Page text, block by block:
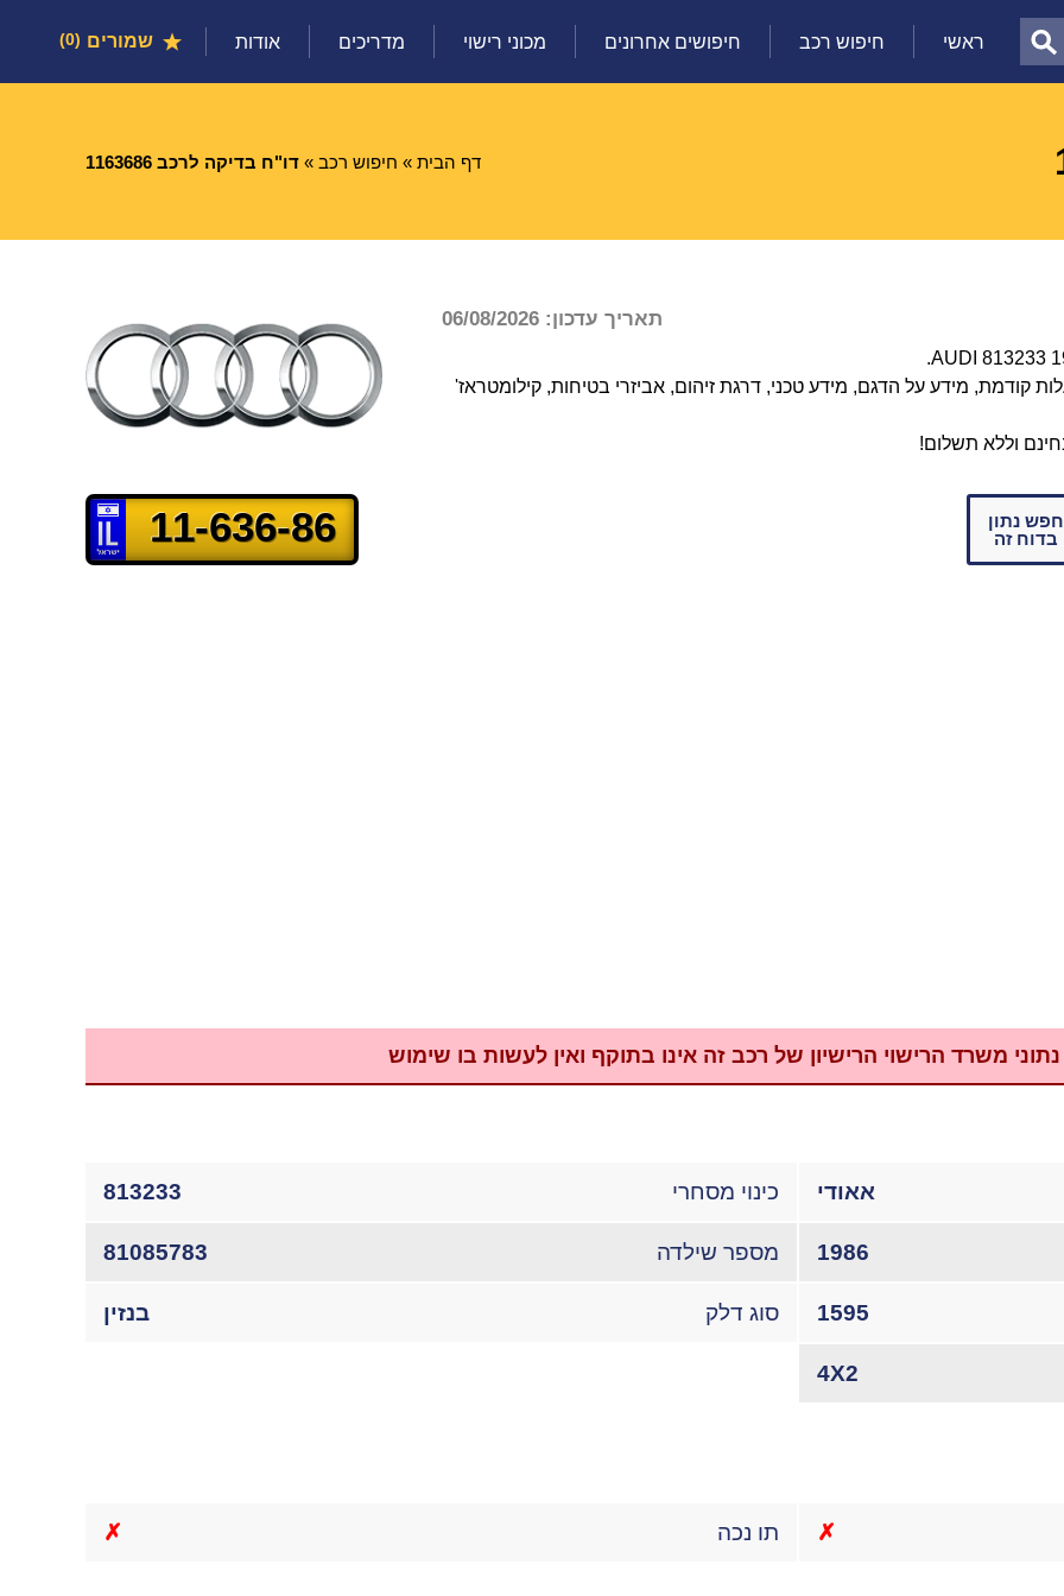
ראשי חיפוש רכב חיפושים אחרונים מכוני רישוי מדריכים אודות שמורים 0
דף הבית » חיפוש רכב » דו"ח בדיקה לרכב 1163686
תאריך עדכון: 06/08/2026
קודמת, מידע על הדגם, מידע טכני, דרגת זיהום, אביזרי בטיחות, קילומטראז'
וללא תשלום!
חפש נתון
בדוח זה
11-636-86
משרד הרישוי הרישיון של רכב זה אינו בתוקף ואין לעשות בו שימוש
אאודי כינוי מסחרי 813233
1986 מספר שילדה 81085783
1595 סוג דלק בנזין
4X2
✗ תו נכה ✗